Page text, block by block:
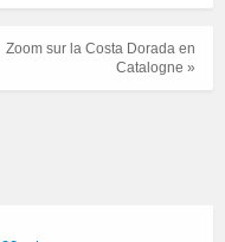
Zoom sur la Costa Dorada en
Catalogne »